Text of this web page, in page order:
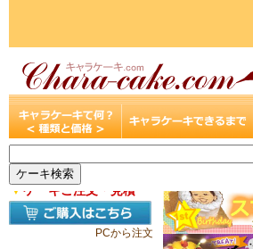
▼ケーキご注文・見積
PCから注文